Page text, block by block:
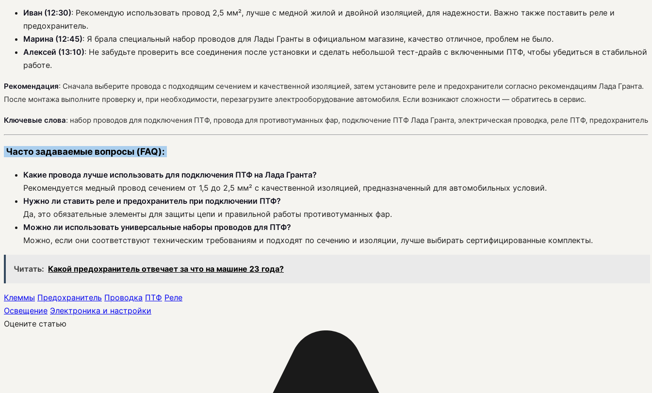
Иван (12:30): Рекомендую использовать провод 2,5 мм², лучше с медной жилой и двойной изоляцией, для надежности. Важно также поставить реле и
предохранитель.
Марина (12:45): Я брала специальный набор проводов для Лады Гранты в официальном магазине, качество отличное, проблем не было.
Алексей (13:10): Не забудьте проверить все соединения после установки и сделать небольшой тест-драйв с включенными ПТФ, чтобы убедиться в стабильной
работе.
Рекомендация: Сначала выберите провода с подходящим сечением и качественной изоляцией, затем установите реле и предохранители согласно рекомендациям Лада Гранта.
После монтажа выполните проверку и, при необходимости, перезагрузите электрооборудование автомобиля. Если возникают сложности — обратитесь в сервис.
Ключевые слова: набор проводов для подключения ПТФ, провода для противотуманных фар, подключение ПТФ Лада Гранта, электрическая проводка, реле ПТФ, предохранитель
Часто задаваемые вопросы (FAQ):
Какие провода лучше использовать для подключения ПТФ на Лада Гранта?
Рекомендуется медный провод сечением от 1,5 до 2,5 мм² с качественной изоляцией, предназначенный для автомобильных условий.
Нужно ли ставить реле и предохранитель при подключении ПТФ?
Да, это обязательные элементы для защиты цепи и правильной работы противотуманных фар.
Можно ли использовать универсальные наборы проводов для ПТФ?
Можно, если они соответствуют техническим требованиям и подходят по сечению и изоляции, лучше выбирать сертифицированные комплекты.
Читать: Какой предохранитель отвечает за что на машине 23 года?
Клеммы Предохранитель Проводка ПТФ Реле
Освещение Электроника и настройки
Оцените статью